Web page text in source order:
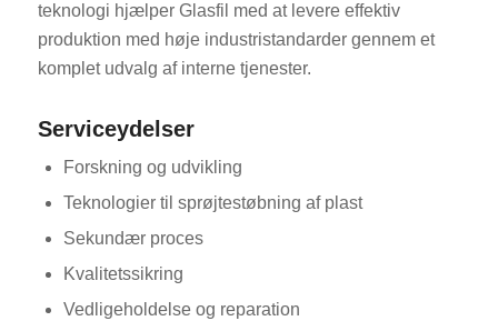
teknologi hjælper Glasfil med at levere effektiv
produktion med høje industristandarder gennem et
komplet udvalg af interne tjenester.
Serviceydelser
Forskning og udvikling
Teknologier til sprøjtestøbning af plast
Sekundær proces
Kvalitetssikring
Vedligeholdelse og reparation